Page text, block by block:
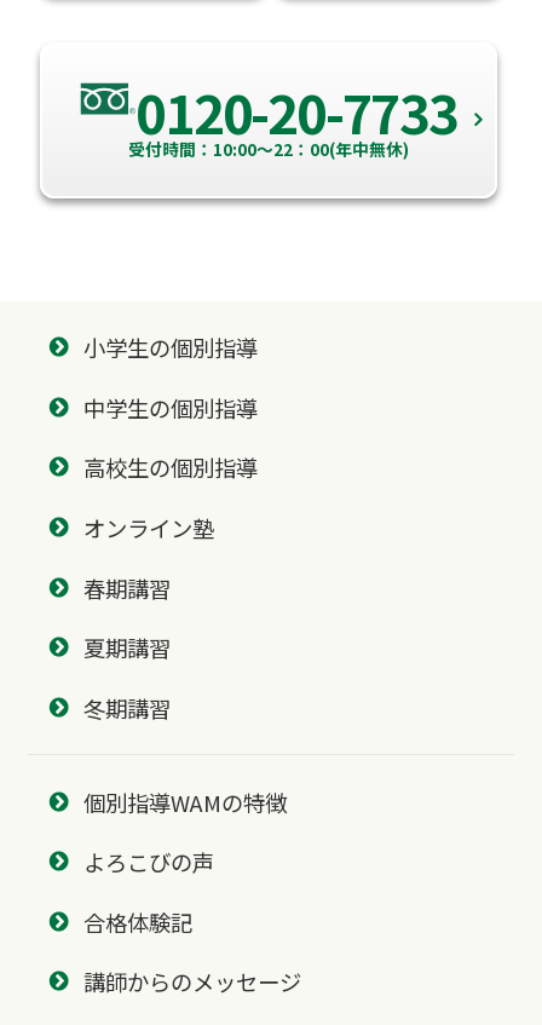
0120-20-7733
受付時間：10:00～22：00(年中無休)
小学生の個別指導
中学生の個別指導
高校生の個別指導
オンライン塾
春期講習
夏期講習
冬期講習
個別指導WAMの特徴
よろこびの声
合格体験記
講師からのメッセージ